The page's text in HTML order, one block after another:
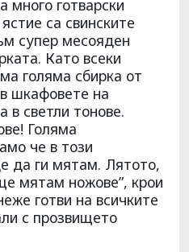
много готварски
са свинските
супер месояден
Като всеки
голяма сбирка от
шкафовете на
в светли тонове.
Голяма
че в този
да ги мятам. Лятото,
мятам ножове”, крои
готви на всичките
с прозвището